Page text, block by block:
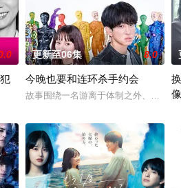
更新至06集 8.0
今晚也要和连环杀手约会
故事围绕一名游离于体制之外、孤傲冷